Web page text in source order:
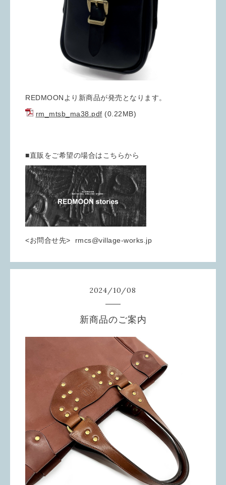
REDMOONより新商品が発売となります。
rm_mtsb_ma38.pdf (0.22MB)
■直販をご希望の場合はこちらから
<お問合せ先> rmcs@village-works.jp
2024/10/08
新商品のご案内